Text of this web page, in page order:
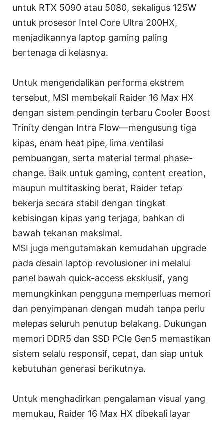
untuk RTX 5090 atau 5080, sekaligus 125W
untuk prosesor Intel Core Ultra 200HX,
menjadikannya laptop gaming paling
bertenaga di kelasnya.
Untuk mengendalikan performa ekstrem
tersebut, MSI membekali Raider 16 Max HX
dengan sistem pendingin terbaru Cooler Boost
Trinity dengan Intra Flow—mengusung tiga
kipas, enam heat pipe, lima ventilasi
pembuangan, serta material termal phase-
change. Baik untuk gaming, content creation,
maupun multitasking berat, Raider tetap
bekerja secara stabil dengan tingkat
kebisingan kipas yang terjaga, bahkan di
bawah tekanan maksimal.
MSI juga mengutamakan kemudahan upgrade
pada desain laptop revolusioner ini melalui
panel bawah quick-access eksklusif, yang
memungkinkan pengguna memperluas memori
dan penyimpanan dengan mudah tanpa perlu
melepas seluruh penutup belakang. Dukungan
memori DDR5 dan SSD PCIe Gen5 memastikan
sistem selalu responsif, cepat, dan siap untuk
kebutuhan generasi berikutnya.
Untuk menghadirkan pengalaman visual yang
memukau, Raider 16 Max HX dibekali layar